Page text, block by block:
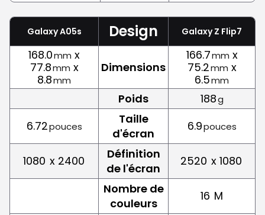
Galaxy A05s Design Galaxy Z Flip7
168.0mm x
77.8mm x
8.8mm
Dimensions
166.7mm x
75.2mm x
6.5mm
Poids 188g
6.72pouces
Taille
d'écran
6.9pouces
1080 x 2400
Définition
de l'écran
2520 x 1080
Nombre de
couleurs
16 M